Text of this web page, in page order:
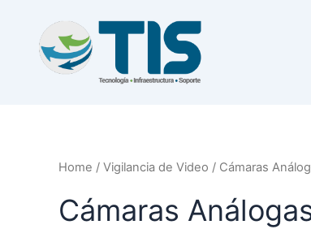
contenido
Home / Vigilancia de Video / Cámaras
Cámaras